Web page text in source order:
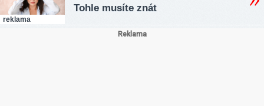
reklama
Tohle musíte znát